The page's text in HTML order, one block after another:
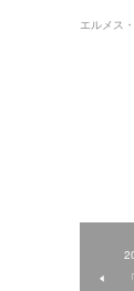
エルメス